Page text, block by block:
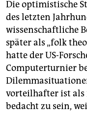
Die optimistische
des letzten
wissenschaftliche
später als „folk
hatte der US-
Computerturnier
vorteilhafter ist als
bedacht zu sein,